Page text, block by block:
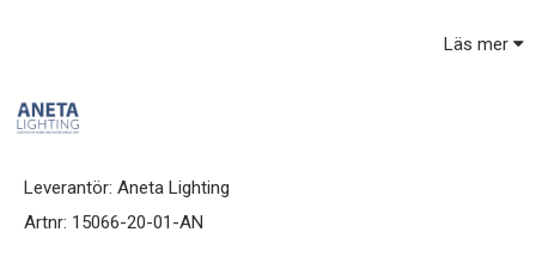
Läs mer
Leverantör: Aneta Lighting
Artnr: 15066-20-01-AN